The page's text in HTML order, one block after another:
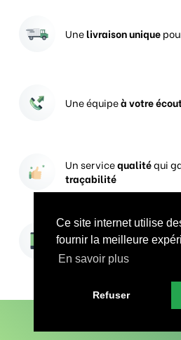
Ce site internet utilise
fournir la meilleure
En savoir plus
Refuser
Unelivraison unique
Une équipeà votre
Un servicequalitéqui
traçabilité
Vos prises de